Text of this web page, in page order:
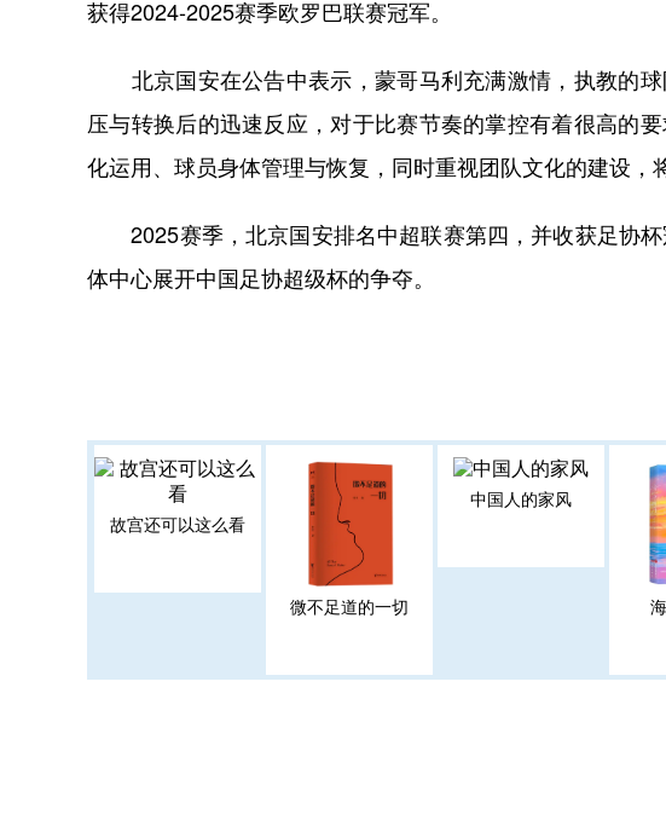
获得2024-2025赛季欧罗巴联赛冠军。
北京国安在公告中表示，蒙哥马利充满激情，执教的球
压与转换后的迅速反应，对于比赛节奏的掌控有着很高的
化运用、球员身体管理与恢复，同时重视团队文化的建设，
2025赛季，北京国安排名中超联赛第四，并收获足协杯
体中心展开中国足协超级杯的争夺。
故宫还可以这么看
微不足道的一切
中国人的家风